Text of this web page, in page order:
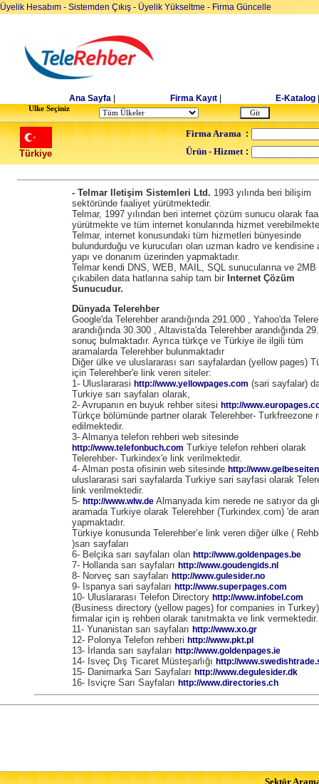
Üyelik Hesabım - Sistemden Çıkış - Üyelik Yükseltme - Firma Güncelle
Ana Sayfa Firma Kayıt E-Katalog
Ulke Seçiniz
Türkiye
Firma Arama :
Ürün - Hizmet :
- Telmar Iletişim Sistemleri Ltd. 1993 yılında beri bilişim
sektöründe faaliyet yürütmektedir.
Telmar, 1997 yılından beri internet çözüm sunucu olarak
yürütmekte ve tüm internet konularında hizmet
Telmar, internet konusundaki tüm hizmetleri bünyesinde
bulundurduğu ve kurucuları olan uzman kadro ve kendisine
yapı ve donanım üzerinden yapmaktadır.
Telmar kendi DNS, WEB, MAIL, SQL sunucularına ve 2MB
çıkabilen data hatlarına sahip tam bir Internet Çözüm
Sunucudur.
Dünyada Telerehber
Google'da Telerehber arandığında 291.000 , Yahoo'da
arandığında 30.300 , Altavista'da Telerehber arandığında
sonuç bulmaktadır. Ayrıca türkçe ve Türkiye ile ilgili tüm
aramalarda Telerehber bulunmaktadır
Diğer ülke ve uluslararası sarı sayfalardan (yellow pages)
için Telerehber'e link veren siteler:
1- Uluslararasi http://www.yellowpages.com (sari sayfalar)
Turkiye sarı sayfaları olarak,
2- Avrupanın en buyuk rehber sitesi http://
Türkçe bölümünde partner olarak Telerehber- Turkfreezone
edilmektedir.
3- Almanya telefon rehberi web sitesinde
http://www.telefonbuch.com Turkiye telefon rehberi olarak
Telerehber- Turkindex'e link verilmektedir.
4- Alman posta ofisinin web sitesinde http://
uluslararasi sari sayfalarda Turkiye sari sayfasi olarak
link verilmektedir.
5- http://www.wlw.de Almanyada kim nerede ne satıyor da
aramada Turkiye olarak Telerehber (Turkindex.com) 'de
yapmaktadır.
Türkiye konusunda Telerehber’e link veren diğer ülke (
)sarı sayfaları
6- Belçika sarı sayfaları olan http://www.goldenpages.be
7- Hollanda sarı sayfaları http://www.goudengids.nl
8- Norveç sarı sayfaları http://www.gulesider.no
9- Ispanya sari sayfaları http://www.superpages.com
10- Uluslararası Telefon Directory http://www.infobel.com
(Business directory (yellow pages) for companies in Turkey)
firmalar için iş rehberi olarak tanıtmakta ve link vermektedir.
11- Yunanistan sarı sayfaları http://www.xo.gr
12- Polonya Telefon rehberi http://www.pkt.pl
13- İrlanda sarı sayfaları http://www.goldenpages.ie
14- Isveç Dış Ticaret Müsteşarlığı http://
15- Danimarka Sarı Sayfaları http://www.degulesider.dk
16- Isviçre Sarı Sayfaları http://www.directories.ch
Sektör